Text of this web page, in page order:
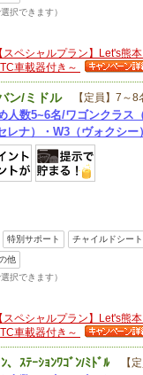
択できます）
ペシャルプラン】Let's熊
車載器付き～
ン/ミドル 【定員】7～8
人数5~6名/ワゴンクラス
レナ）・W3（ヴォクシー
特別サポート チャイルドシート
他
択できます）
ペシャルプラン】Let's熊
車載器付き～
、ｽﾃｰｼｮﾝﾜｺﾞﾝ/ﾐﾄﾞﾙ 【